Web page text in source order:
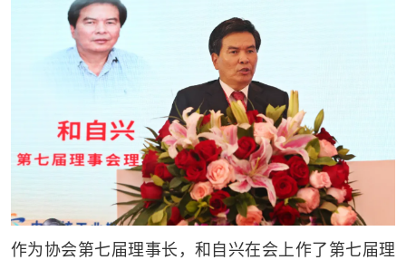
作为协会第七届理事长，和自兴在会上作了第七届理